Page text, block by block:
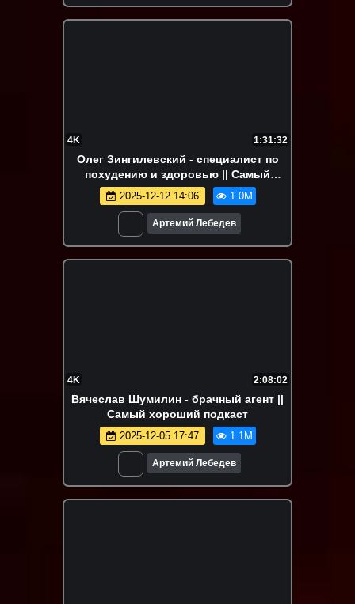
4K 1:31:32
Олег Зингилевский - специалист по
похудению и здоровью || Самый
хороший подкаст
2025-12-12 14:06 1.0M
Артемий Лебедев
4K 2:08:02
Вячеслав Шумилин - брачный агент ||
Самый хороший подкаст
2025-12-05 17:47 1.1M
Артемий Лебедев